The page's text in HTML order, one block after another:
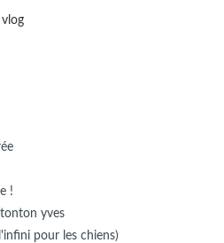
!
yves
pour les chiens)